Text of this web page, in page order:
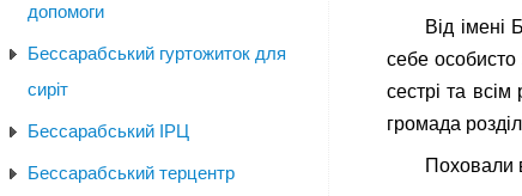
Від імені
себе особисто
сестрі та
громада
Поховали
допомоги
Бессарабський гуртожиток для
сиріт
Бессарабський ІРЦ
Бессарабський терцентр